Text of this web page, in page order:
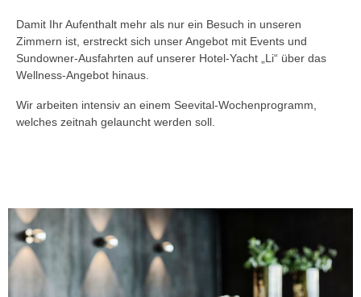
Damit Ihr Aufenthalt mehr als nur ein Besuch in unseren
Zimmern ist, erstreckt sich unser Angebot mit Events und
Sundowner-Ausfahrten auf unserer Hotel-Yacht „Li“ über das
Wellness-Angebot hinaus.
Wir arbeiten intensiv an einem Seevital-Wochenprogramm,
welches zeitnah gelauncht werden soll.